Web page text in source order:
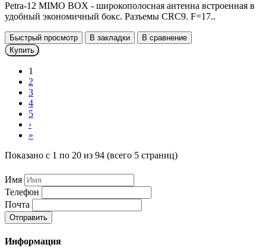
Petra-12 MIMO BOX - широкополосная антенна встроенная в
удобный экономичный бокс. Разъемы CRC9. F=17..
Быстрый просмотр В закладки
В сравнение
Купить
1
2
3
4
5
›
»
Показано с 1 по 20 из 94 (всего 5 страниц)
Имя
Телефон
Почта
Отправить
Информация